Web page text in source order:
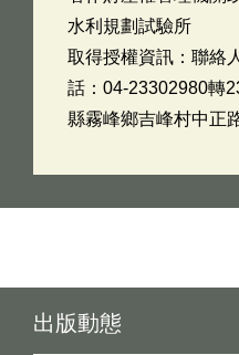
水利規劃試驗所
取得授權資訊：聯絡
話：04-23302980轉
縣霧峰鄉吉峰村中正
出版動態